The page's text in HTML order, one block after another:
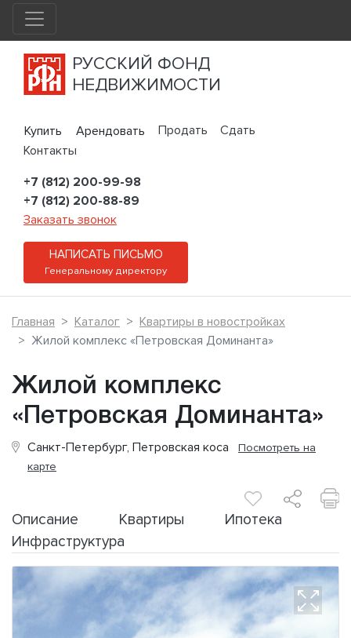
РУССКИЙ ФОНД
НЕДВИЖИМОСТИ
Купить Арендовать Продать
Сдать
Контакты
+7 (812) 200-99-98
+7 (812) 200-88-89
Заказать звонок
НАПИСАТЬ ПИСЬМО
Генеральному директору
Главная Каталог
Квартиры в новостройках
Жилой комплекс «Петровская Доминанта»
Жилой комплекс
«Петровская Доминанта»
Санкт-Петербург, Петровская коса Посмотреть на
карте
Описание Квартиры
Ипотека
Инфраструктура